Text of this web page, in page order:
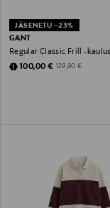
JÄSENETU –23%
GANT
Regular Classic Frill -
Discounted Price
100,00 € Original Price
129,90 €